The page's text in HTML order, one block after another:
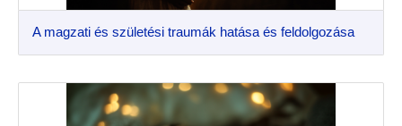
A magzati és születési traumák hatása és feldolgozása